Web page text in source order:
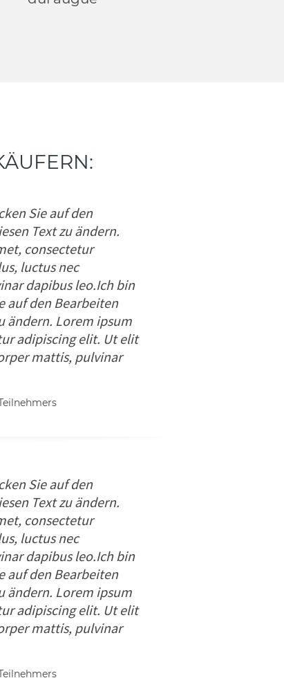
Sie auf den
Text zu ändern.
consectetur
luctus nec
dapibus leo.Ich bin
auf den Bearbeiten
ändern. Lorem ipsum
adipiscing elit. Ut elit
mattis, pulvinar
Sie auf den
Text zu ändern.
consectetur
luctus nec
dapibus leo.Ich bin
auf den Bearbeiten
ändern. Lorem ipsum
adipiscing elit. Ut elit
mattis, pulvinar